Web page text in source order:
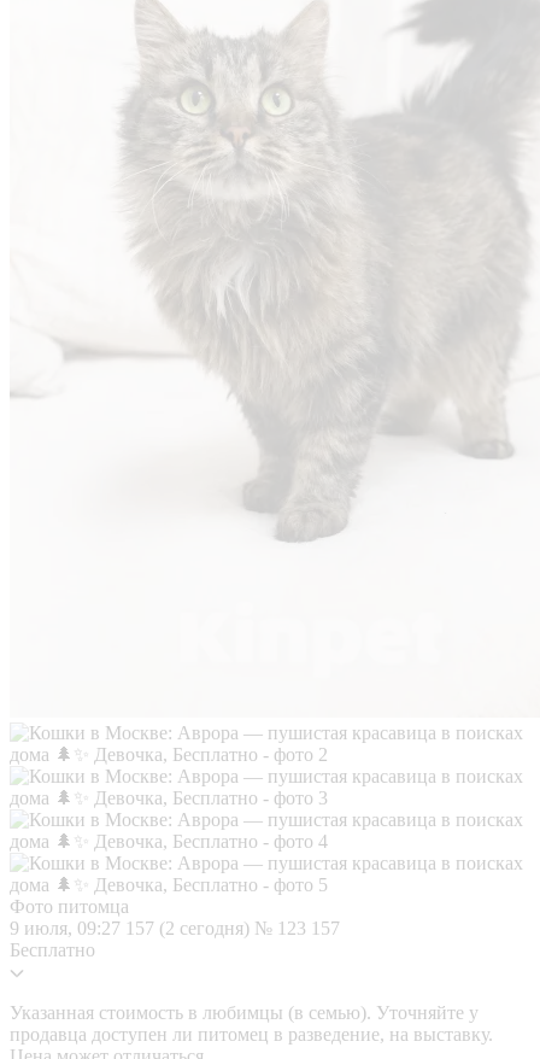
Фото питомца
9 июля, 09:27 157 (2 сегодня) № 123 157
Бесплатно
Указанная стоимость в любимцы (в семью). Уточняйте у
продавца доступен ли питомец в разведение, на выставку.